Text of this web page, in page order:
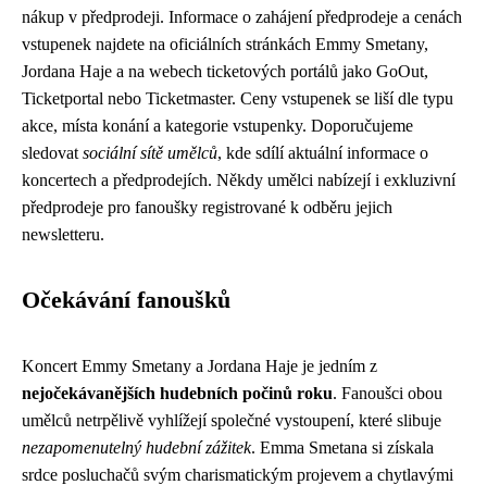
nákup v předprodeji. Informace o zahájení předprodeje a cenách
vstupenek najdete na oficiálních stránkách Emmy Smetany,
Jordana Haje a na webech ticketových portálů jako GoOut,
Ticketportal nebo Ticketmaster. Ceny vstupenek se liší dle typu
akce, místa konání a kategorie vstupenky. Doporučujeme
sledovat sociální sítě umělců, kde sdílí aktuální informace o
koncertech a předprodejích. Někdy umělci nabízejí i exkluzivní
předprodeje pro fanoušky registrované k odběru jejich
newsletteru.
Očekávání fanoušků
Koncert Emmy Smetany a Jordana Haje je jedním z
nejočekávanějších hudebních počinů roku. Fanoušci obou
umělců netrpělivě vyhlížejí společné vystoupení, které slibuje
nezapomenutelný hudební zážitek. Emma Smetana si získala
srdce posluchačů svým charismatickým projevem a chytlavými